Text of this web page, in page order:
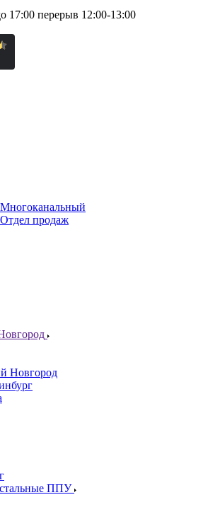
17:00 перерыв 12:00-13:00
Многоканальный
Отдел продаж
Новгород
ППУ